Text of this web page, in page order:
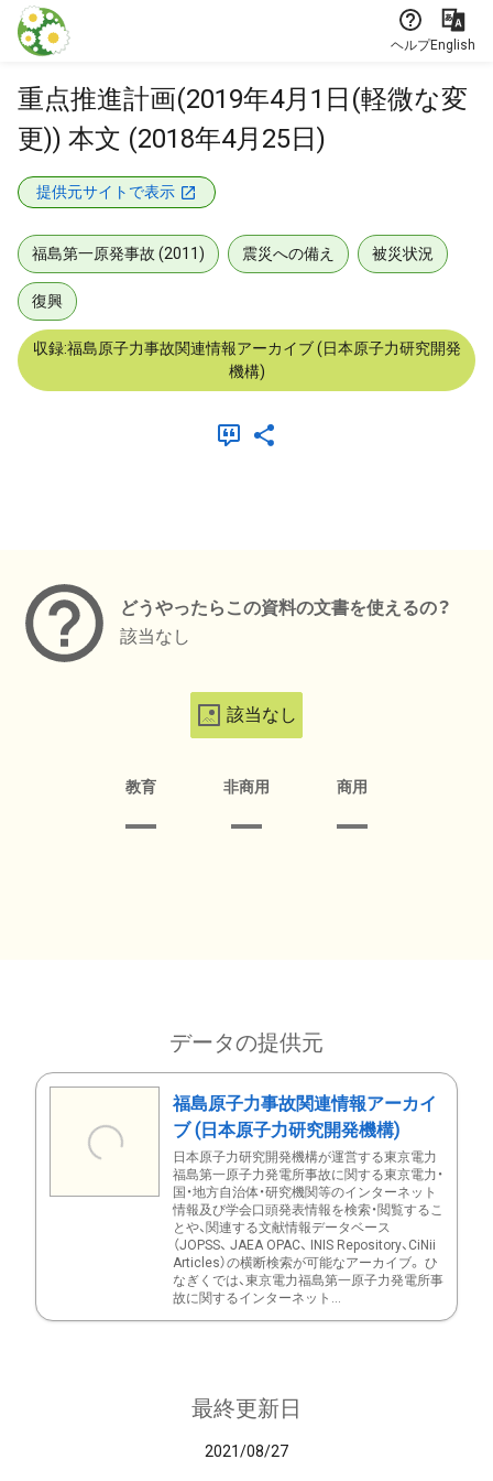
本文に飛ぶ
ヘルプEnglish
重点推進計画(2019年4月1日(軽微な変
更)) 本文 (2018年4月25日)
提供元サイトで表示
福島第一原発事故 (2011) 震災への備え 被災状況
復興
収録:福島原子力事故関連情報アーカイブ (日本原子力研究開発
機構)
どうやったらこの資料の文書を使えるの？
該当なし
該当なし
教育 非商用 商用
データの提供元
福島原子力事故関連情報アーカイ
ブ (日本原子力研究開発機構)
日本原子力研究開発機構が運営する東京電力
福島第一原子力発電所事故に関する東京電力・
国・地方自治体・研究機関等のインターネット
情報及び学会口頭発表情報を検索・閲覧するこ
とや、関連する文献情報データベース
（JOPSS、 JAEA OPAC、 INIS Repository、CiNii
Articles）の横断検索が可能なアーカイブ。 ひ
なぎくでは、東京電力福島第一原子力発電所事
故に関するインターネット...
最終更新日
2021/08/27